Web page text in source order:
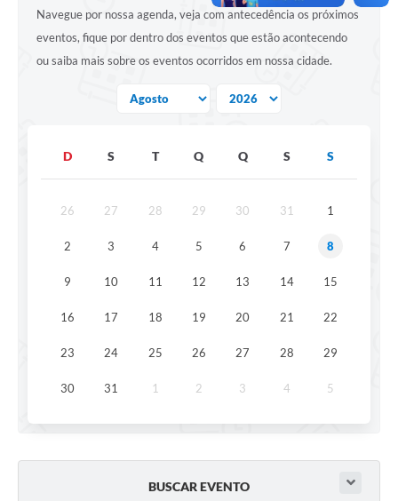
Navegue por nossa agenda, veja com antecedência os próximos
eventos, fique por dentro dos eventos que estão acontecendo
ou saiba mais sobre os eventos ocorridos em nossa cidade.
D S T Q Q S S
26 27 28 29 30 31 1
2 3 4 5 6 7 8
9 10 11 12 13 14 15
16 17 18 19 20 21 22
23 24 25 26 27 28 29
30 31 1 2 3 4 5
BUSCAR EVENTO